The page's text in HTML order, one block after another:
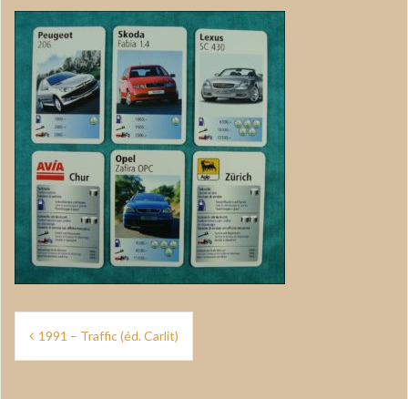
Navigation
de
1991 – Traffic (éd. Carlit)